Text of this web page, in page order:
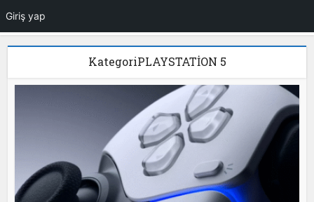
KategoriPLAYSTATİON 5
Giriş yap